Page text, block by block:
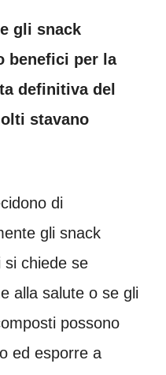
gli snack
benefici per la
definitiva del
stavano
di
gli snack
si chiede se
alla salute o se gli
possono
ed esporre a